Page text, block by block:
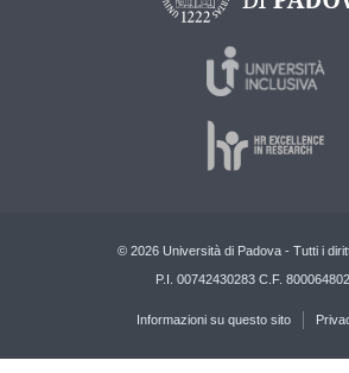
© 2026 Università di Padova - Tutti i
P.I. 00742430283 C.F.
Informazioni su questo sito